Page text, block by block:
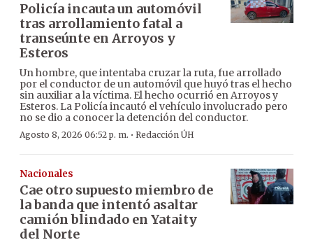
Policía incauta un automóvil
tras arrollamiento fatal a
transeúnte en Arroyos y
Esteros
Un hombre, que intentaba cruzar la ruta, fue arrollado
por el conductor de un automóvil que huyó tras el hecho
sin auxiliar a la víctima. El hecho ocurrió en Arroyos y
Esteros. La Policía incautó el vehículo involucrado pero
no se dio a conocer la detención del conductor.
Agosto 8, 2026 06:52 p. m. · Redacción ÚH
Nacionales
Cae otro supuesto miembro de
la banda que intentó asaltar
camión blindado en Yataity
del Norte